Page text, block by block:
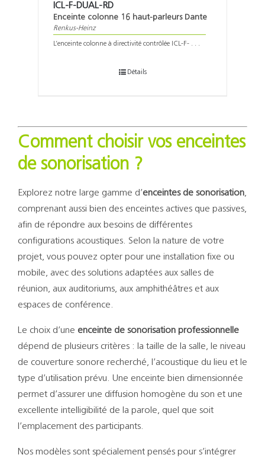
ICL-F-DUAL-RD
Enceinte colonne 16 haut-parleurs Dante
Renkus-Heinz
L’enceinte colonne à directivité contrôlée ICL-F- . . .
Détails
Comment choisir vos enceintes
de sonorisation ?
Explorez notre large gamme d’enceintes de sonorisation,
comprenant aussi bien des enceintes actives que passives,
afin de répondre aux besoins de différentes
configurations acoustiques. Selon la nature de votre
projet, vous pouvez opter pour une installation fixe ou
mobile, avec des solutions adaptées aux salles de
réunion, aux auditoriums, aux amphithéâtres et aux
espaces de conférence.
Le choix d’une enceinte de sonorisation professionnelle
dépend de plusieurs critères : la taille de la salle, le niveau
de couverture sonore recherché, l’acoustique du lieu et le
type d’utilisation prévu. Une enceinte bien dimensionnée
permet d’assurer une diffusion homogène du son et une
excellente intelligibilité de la parole, quel que soit
l’emplacement des participants.
Nos modèles sont spécialement pensés pour s’intégrer